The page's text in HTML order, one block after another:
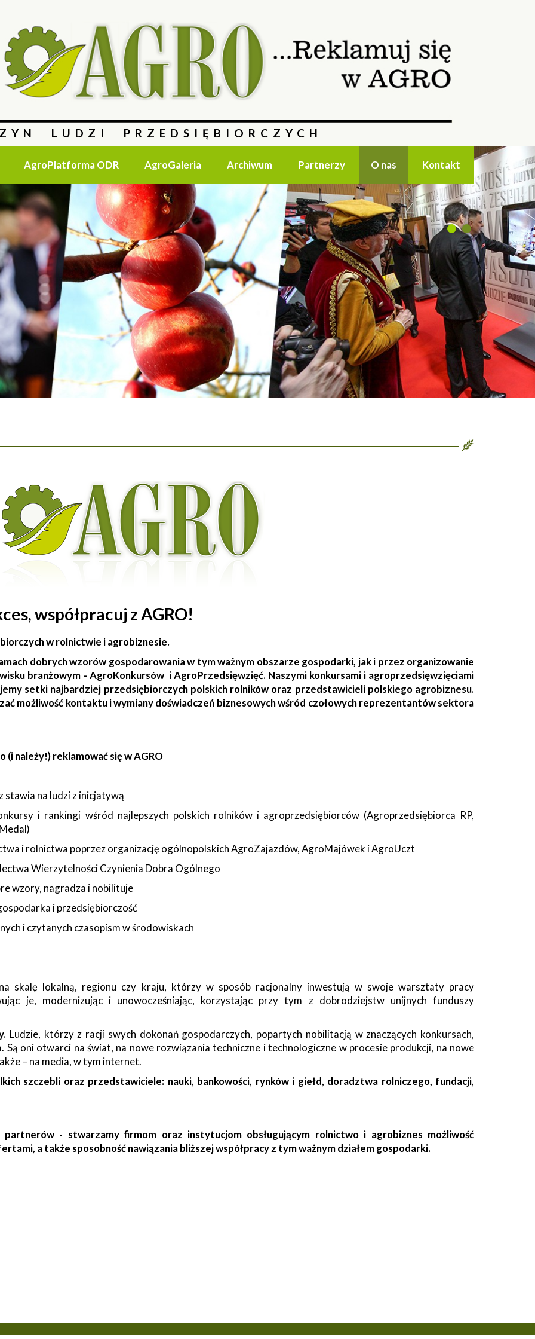
LUDZI PRZEDSIĘBIORCZYCH
AgroPlatforma ODR AgroGaleria Archiwum Partnerzy O nas Kontakt
1 2
współpracuj z AGRO!
w rolnictwie i agrobiznesie.
dobrych wzorów gospodarowania w tym ważnym obszarze gospodarki, jak i przez organizowanie
branżowym - AgroKonkursów i AgroPrzedsięwzięć. Naszymi konkursami i agroprzedsięwzięciami
setki najbardziej przedsiębiorczych polskich rolników oraz przedstawicieli polskiego agrobiznesu.
możliwość kontaktu i wymiany doświadczeń biznesowych wśród czołowych reprezentantów sektora
należy!) reklamować się w AGRO
stawia na ludzi z inicjatywą
i rankingi wśród najlepszych polskich rolników i agroprzedsiębiorców (Agroprzedsiębiorca RP,
i rolnictwa poprzez organizację ogólnopolskich AgroZajazdów, AgroMajówek i AgroUczt
Wierzytelności Czynienia Dobra Ogólnego
wzory, nagradza i nobilituje
i przedsiębiorczość
i czytanych czasopism w środowiskach
skalę lokalną, regionu czy kraju, którzy w sposób racjonalny inwestują w swoje warsztaty pracy
je, modernizując i unowocześniając, korzystając przy tym z dobrodziejstw unijnych funduszy
Ludzie, którzy z racji swych dokonań gospodarczych, popartych nobilitacją w znaczących konkursach,
Są oni otwarci na świat, na nowe rozwiązania techniczne i technologiczne w procesie produkcji, na nowe
– na media, w tym internet.
szczebli oraz przedstawiciele: nauki, bankowości, rynków i giełd, doradztwa rolniczego, fundacji,
- stwarzamy firmom oraz instytucjom obsługującym rolnictwo i agrobiznes możliwość
a także sposobność nawiązania bliższej współpracy z tym ważnym działem gospodarki.